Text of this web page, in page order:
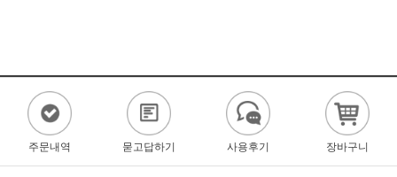
주문내역 묻고답하기 사용후기 장바구니